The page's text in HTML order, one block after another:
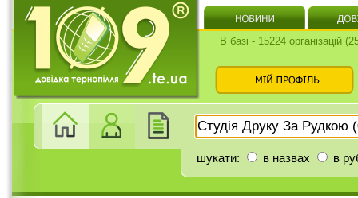
В базі - 15224 організацій
шукати: в назвах в